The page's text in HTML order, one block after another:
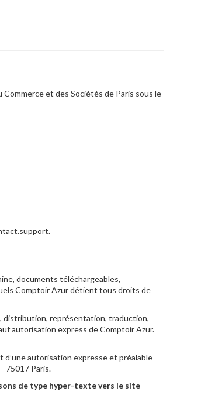
et des Sociétés de Paris sous le
documents téléchargeables,
Comptoir Azur détient tous droits de
distribution, représentation, traduction,
autorisation express de Comptoir Azur.
autorisation expresse et préalable
75017 Paris.
de type hyper-texte vers le site